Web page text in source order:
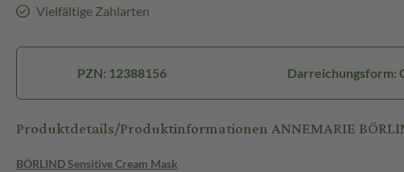
Vielfältige Zahlarten
PZN: 12388156 Darreichungsform:
Produktdetails/Produktinformationen ANNEMARIE
BÖRLIND Sensitive Cream Mask